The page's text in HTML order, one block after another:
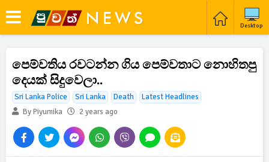
Desktop
පෙම්වතිය රවටන්න ගිය පෙම්වතාට නොහිතපු
දෙයක් සිදුවෙලා..
Sri Lanka Police Sri Lanka Death
Latest Headlines
By Piyumika
2 years ago